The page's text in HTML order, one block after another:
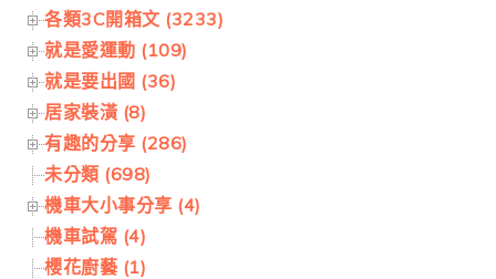
各類3C開箱文 (3233)
就是愛運動 (109)
就是要出國 (36)
居家裝潢 (8)
有趣的分享 (286)
未分類 (698)
機車大小事分享 (4)
機車試駕 (4)
櫻花廚藝 (1)